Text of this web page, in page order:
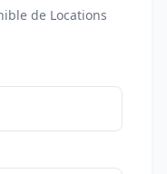
de Locations